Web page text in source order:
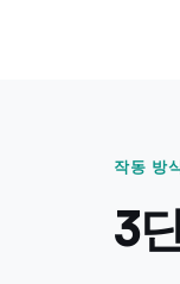
작동 방
3